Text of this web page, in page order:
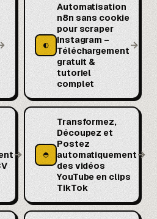
◐
Automatisation
n8n sans cookie
pour scraper
Instagram –
Téléchargement
gratuit &
tutoriel
complet
→
→ ◓
Transformez,
Découpez et
Postez
automatiquement
des vidéos
YouTube en clips
TikTok
→